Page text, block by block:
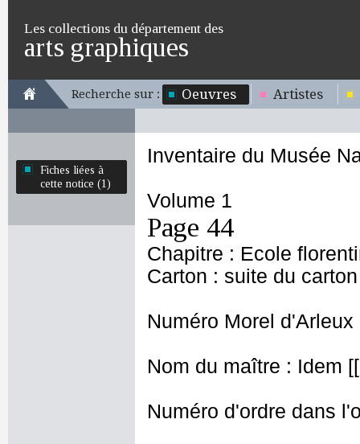
Les collections du département des
arts graphiques
Recherche sur : Oeuvres Artistes
Fiches liées à
cette notice (1)
Inventaire du Musée
Volume 1
Page 44
Chapitre : Ecole
Carton : suite du
Numéro Morel d'Arleux
Nom du maître : Idem
Numéro d'ordre dans